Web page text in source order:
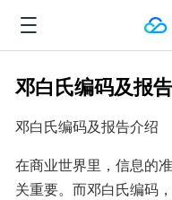
邓白氏编码及报
邓白氏编码及报告介绍
在商业世界里，信息的
关重要。而邓白氏编码